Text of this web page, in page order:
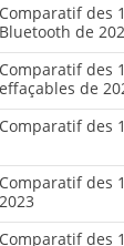
Comparatif des
Bluetooth de
Comparatif des
effaçables de
Comparatif des
Comparatif des
2023
Comparatif des